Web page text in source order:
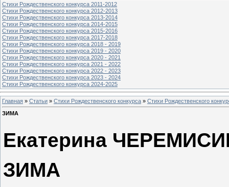
Стихи Рождественского конкурса 2011-2012
Стихи Рождественского конкурса 2012-2013
Стихи Рождественского конкурса 2013-2014
Стихи Рождественского конкурса 2014-2015
Стихи Рождественского конкурса 2015-2016
Стихи Рождественского конкурса 2017-2018
Стихи Рождественского конкурса 2018 - 2019
Стихи Рождественского конкурса 2019 - 2020
Стихи Рождественского конкурса 2020 - 2021
Стихи Рождественского конкурса 2021 - 2022
Стихи Рождественского конкурса 2022 - 2023
Стихи Рождественского конкурса 2023 - 2024
Стихи Рождественского конкурса 2024-2025
Главная » Статьи » Стихи Рождественского конкурса » Стихи Рождественского
ЗИМА
Екатерина
ЗИМА